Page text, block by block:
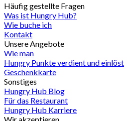
Häufig gestellte Fragen
Was ist Hungry Hub?
Wie buche ich
Kontakt
Unsere Angebote
Wie man
Hungry Punkte verdient und einlöst
Geschenkkarte
Sonstiges
Hungry Hub Blog
Für das Restaurant
Hungry Hub Karriere
Wir akzeptieren